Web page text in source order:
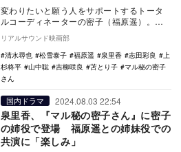
変わりたいと願う人をサポートするトータ
ルコーディネーターの密子（福原遥）。け
れど、本当に変えたいのは自分自身だった
のかもしれない…
リアルサウンド映画部
清水尋也
松雪泰子 福原遥 泉里香 志田彩良
上
杉柊平
山中聡 吉柳咲良 苫とり子
マル秘の密子
さん
国内ドラマ 2024.08.03 22:54
泉里香、『マル秘の密子さん』に密子
の姉役で登場 福原遥との姉妹役での
共演に「楽しみ」